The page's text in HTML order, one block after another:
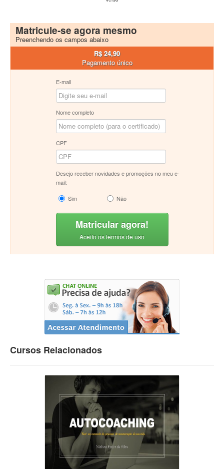
Matricule-se agora mesmo
Preenchendo os campos abaixo
R$ 24,90
Pagamento único
E-mail
Nome completo
CPF
Desejo receber novidades e promoções no meu e-
mail:
Sim
Não
Matricular agora!
Aceito os termos de uso
Cursos Relacionados